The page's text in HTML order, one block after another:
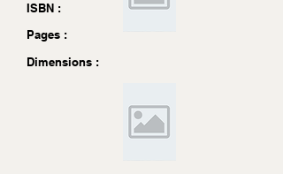
ISBN :
Pages :
Dimensions :